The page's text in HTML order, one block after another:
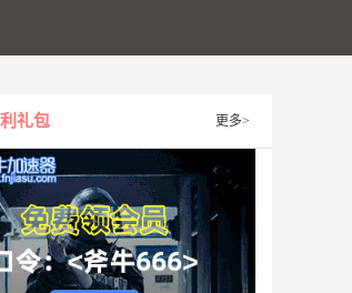
礼包 更多>